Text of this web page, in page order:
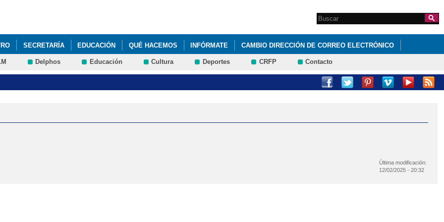
Formulario de
búsqueda
Search this site
SECRETARÍA EDUCACIÓN QUÉ HACEMOS INFÓRMATE CAMBIO DIRECCIÓN DE CORREO ELECTRÓNICO
AUTÍSMO ELECCIONES CONSEJO ESCOLAR FACEBOOK JORNADA DE PUERTAS ABIERTAS
VI PLAN DE ÉXITO EDUCATIVO
EDUCATIVO
Delphos Educación Cultura Deportes CRFP Contacto
Última modificación:
12/02/2025 - 20:32